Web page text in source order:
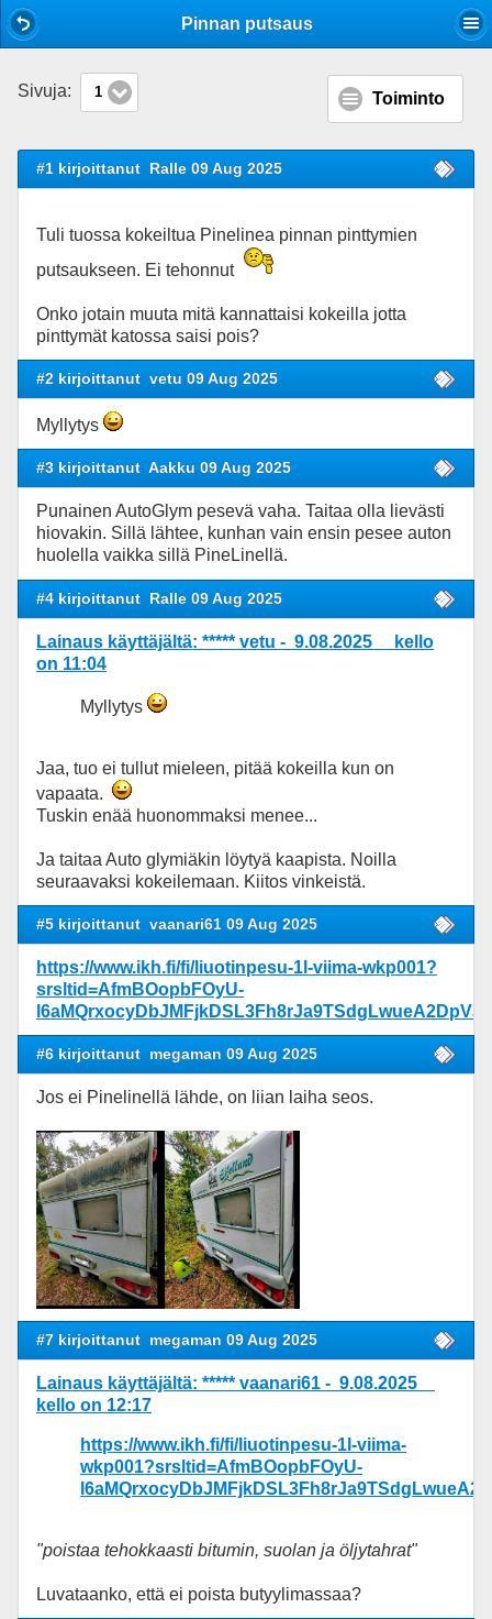
Pinnan putsaus
Sivuja: 1 Toiminto
#1 kirjoittanut Ralle 09 Aug 2025
Tuli tuossa kokeiltua Pinelinea pinnan pinttymien
putsaukseen. Ei tehonnut
Onko jotain muuta mitä kannattaisi kokeilla jotta
pinttymät katossa saisi pois?
#2 kirjoittanut vetu 09 Aug 2025
Myllytys
#3 kirjoittanut Aakku 09 Aug 2025
Punainen AutoGlym pesevä vaha. Taitaa olla lievästi
hiovakin. Sillä lähtee, kunhan vain ensin pesee auton
huolella vaikka sillä PineLinellä.
#4 kirjoittanut Ralle 09 Aug 2025
Lainaus käyttäjältä: ***** vetu - 9.08.2025 kello
on 11:04
Myllytys
Jaa, tuo ei tullut mieleen, pitää kokeilla kun on
vapaata.
Tuskin enää huonommaksi menee...
Ja taitaa Auto glymiäkin löytyä kaapista. Noilla
seuraavaksi kokeilemaan. Kiitos vinkeistä.
#5 kirjoittanut vaanari61 09 Aug 2025
https://www.ikh.fi/fi/liuotinpesu-1l-viima-wkp001?
srsltid=AfmBOopbFOyU-
l6aMQrxocyDbJMFjkDSL3Fh8rJa9TSdgLwueA2DpVJv
#6 kirjoittanut megaman 09 Aug 2025
Jos ei Pinelinellä lähde, on liian laiha seos.
#7 kirjoittanut megaman 09 Aug 2025
Lainaus käyttäjältä: ***** vaanari61 - 9.08.2025
kello on 12:17
https://www.ikh.fi/fi/liuotinpesu-1l-viima-
wkp001?srsltid=AfmBOopbFOyU-
"poistaa tehokkaasti bitumin, suolan ja öljytahrat"
Luvataanko, että ei poista butyylimassaa?